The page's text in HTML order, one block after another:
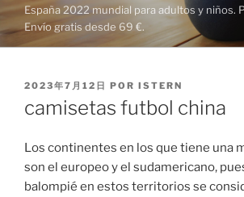
España 2022 mundial para adultos y niños.
Envío gratis desde 69 €.
PUBLICADO
2023年7月12日 POR ISTERN
camisetas futbol china
Los continentes en los que tiene una
son el europeo y el sudamericano,
balompié en estos territorios se